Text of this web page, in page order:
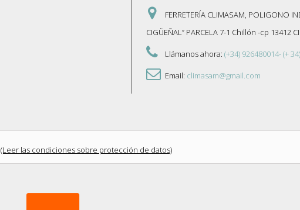
FERRETERÍA CLIMASAM, POLIGONO
CIGÜEÑAL” PARCELA 7-1 Chillón -cp 13412
Llámanos ahora: (+34) 926480014- (+
Email: climasam@gmail.com
(Leer las condiciones sobre protección de datos)